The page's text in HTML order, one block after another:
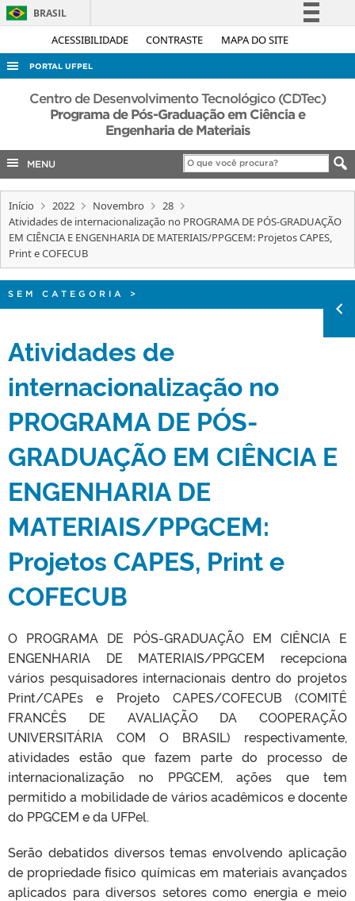
ACESSIBILIDADE CONTRASTE MAPA DO SITE
BRASIL
Simplifique!
Acesso à informação
Legislação
Canais
PORTAL UFPEL
ACESSO À INFORMAÇÃO
AUDITORIA
EDITAIS
INTERNACIONAL
OUVIDORIA
PORTARIAS
TELEFONES
Centro de Desenvolvimento Tecnológico (CDTec)
Programa de Pós-Graduação em Ciência e
Engenharia de Materiais
MENU
Início 2022 Novembro
28
Atividades de internacionalização no PROGRAMA DE PÓS-GRADUAÇÃO
EM CIÊNCIA E ENGENHARIA DE MATERIAIS/PPGCEM: Projetos CAPES,
Print e COFECUB
SEM CATEGORIA >
Atividades de
internacionalização no
PROGRAMA DE PÓS-
GRADUAÇÃO EM CIÊNCIA E
ENGENHARIA DE
MATERIAIS/PPGCEM:
Projetos CAPES, Print e
COFECUB
O PROGRAMA DE PÓS-GRADUAÇÃO EM CIÊNCIA E
ENGENHARIA DE MATERIAIS/PPGCEM recepciona
vários pesquisadores internacionais dentro do projetos
Print/CAPEs e Projeto CAPES/COFECUB (COMITÊ
FRANCÊS DE AVALIAÇÃO DA COOPERAÇÃO
UNIVERSITÁRIA COM O BRASIL) respectivamente,
atividades estão que fazem parte do processo de
internacionalização no PPGCEM, ações que tem
permitido a mobilidade de vários acadêmicos e docente
do PPGCEM e da UFPel.
Serão debatidos diversos temas envolvendo aplicação
de propriedade físico químicas em materiais avançados
aplicados para diversos setores como energia e meio